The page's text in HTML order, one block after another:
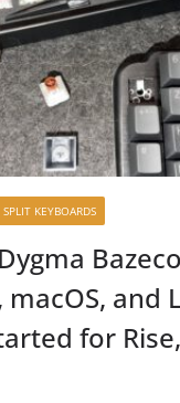
SPLIT KEYBOARDS
and
for